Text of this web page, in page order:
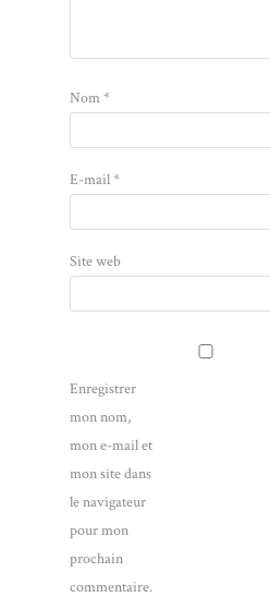
Nom*
E-mail*
Site web
Enregistrer
mon nom,
mon e-mail et
mon site dans
le navigateur
pour mon
prochain
commentaire.